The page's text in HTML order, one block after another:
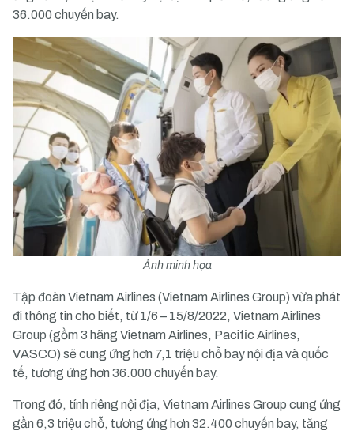
36.000 chuyến bay.
Ảnh minh họa
Tập đoàn Vietnam Airlines (Vietnam Airlines Group) vừa phát
đi thông tin cho biết, từ 1/6 – 15/8/2022, Vietnam Airlines
Group (gồm 3 hãng Vietnam Airlines, Pacific Airlines,
VASCO) sẽ cung ứng hơn 7,1 triệu chỗ bay nội địa và quốc
tế, tương ứng hơn 36.000 chuyến bay.
Trong đó, tính riêng nội địa, Vietnam Airlines Group cung ứng
gần 6,3 triệu chỗ, tương ứng hơn 32.400 chuyến bay, tăng